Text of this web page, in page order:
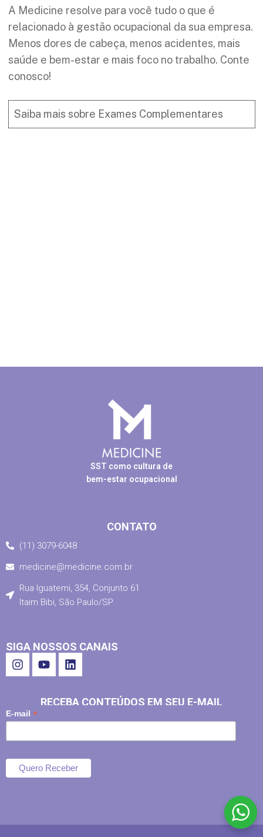
A Medicine resolve para você tudo o que é
relacionado à gestão ocupacional da sua empresa.
Menos dores de cabeça, menos acidentes, mais
saúde e bem-estar e mais foco no trabalho. Conte
conosco!
Saiba mais sobre Exames Complementares
SST como cultura de
bem-estar ocupacional
CONTATO
(11) 3079-6048
medicine@medicine.com.br
Rua Iguatemi, 354, Conjunto 61
Itaim Bibi, São Paulo/SP
SIGA NOSSOS CANAIS
RECEBA CONTEÚDOS EM SEU E-MAIL
E-mail *